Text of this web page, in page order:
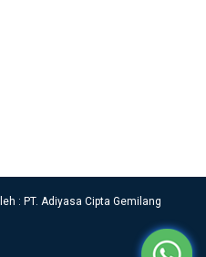
: PT. Adiyasa Cipta Gemilang